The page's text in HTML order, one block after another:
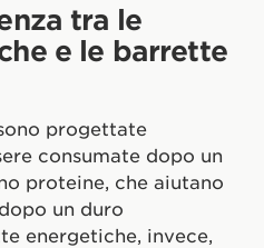
tra le
e le barrette
progettate
consumate dopo un
proteine, che aiutano
un duro
energetiche, invece,